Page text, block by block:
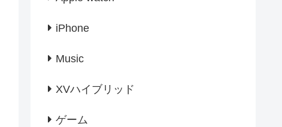
iPhone
Music
XVハイブリッド
ゲーム